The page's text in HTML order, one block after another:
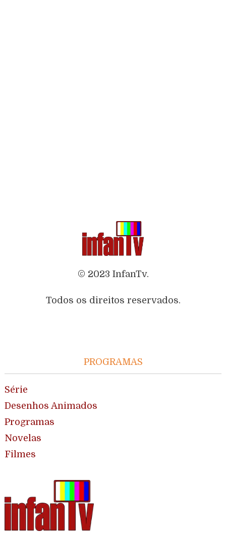
© 2023 InfanTv.
Todos os direitos reservados.
PROGRAMAS
Série
Desenhos Animados
Programas
Novelas
Filmes